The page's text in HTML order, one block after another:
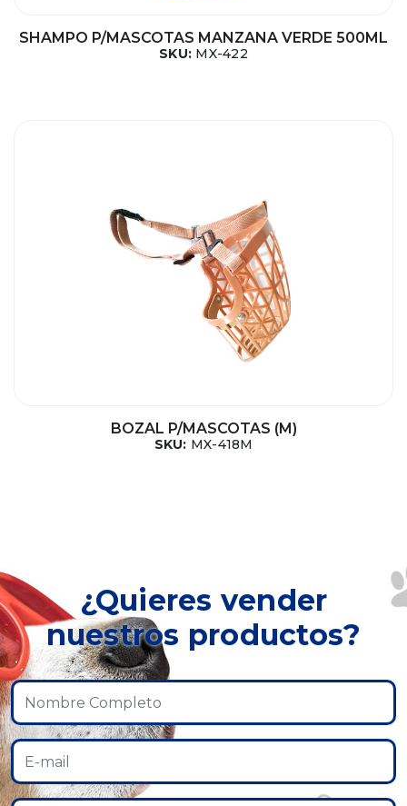
SHAMPO P/MASCOTAS MANZANA VERDE 500ML
SKU: MX-422
BOZAL P/MASCOTAS (M)
SKU: MX-418M
¿Quieres vender
nuestros productos?